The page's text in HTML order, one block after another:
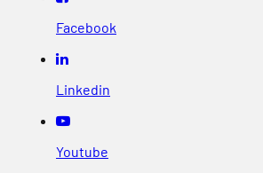
Facebook
Linkedin
Youtube